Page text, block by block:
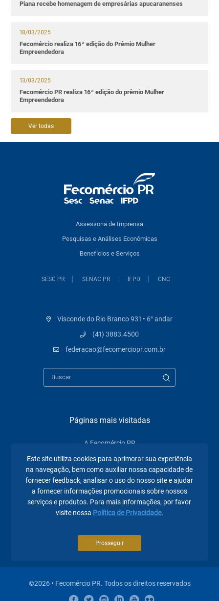
Piana recebe homenagem de empresárias apucaranenses
18/03/2025
Fecomércio realiza 16ª edição do Prêmio Mulher
Empreendedora
13/03/2025
Fecomércio PR realiza 16ª edição do prêmio Mulher
Empreendedora
Ver todas
Assessoria de Imprensa
Pesquisas e Análises Econômicas
Benefícios e Serviços
SESC PR SENAC PR IFPD CNC
Visconde do Rio Branco 931 • 6° andar
(41) 3883.4500
federacao@fecomerciopr.com.br
Páginas mais visitadas
A Fecomércio PR
Sindicatos
Institucional
Atuação
Eventos
Notícias
©2026 • Fecomércio PR. Todos os direitos reservados
Este site utiliza cookies para aprimorar sua experiência
na navegação, bem como auxiliar nossa capacidade de
fornecer feedback, analisar o uso do nosso site e ajudar
a fornecer informações promocionais sobre nossos
serviços e produtos. Para mais informações, por favor
visite nossa Política de Privacidade.
Prosseguir